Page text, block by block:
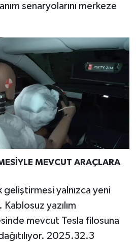
senaryolarını merkeze
MEVCUT ARAÇLARA
geliştirmesi yalnızca yeni
Kablosuz yazılım
mevcut Tesla filosuna
2025.32.3